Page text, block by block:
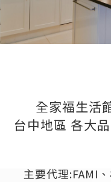
全家福生活
台中地區 各大
主要代理:FAMI